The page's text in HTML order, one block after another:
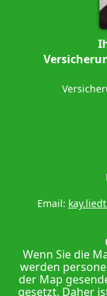
Email:
Wenn Sie die
werden
der Map
gesetzt. Daher